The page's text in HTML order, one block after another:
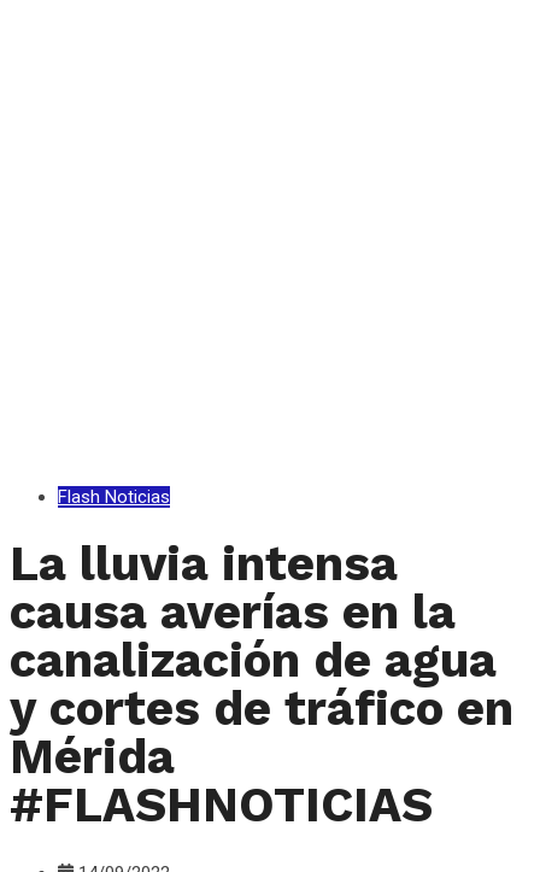
Flash Noticias
La lluvia intensa
causa averías en la
canalización de agua
y cortes de tráfico en
Mérida
#FLASHNOTICIAS